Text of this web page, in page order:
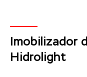
Imobilizador
Hidrolight